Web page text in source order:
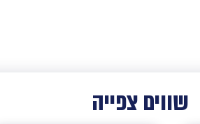
שווים צפייה